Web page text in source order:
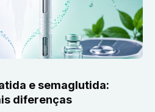
e semaglutida:
diferenças